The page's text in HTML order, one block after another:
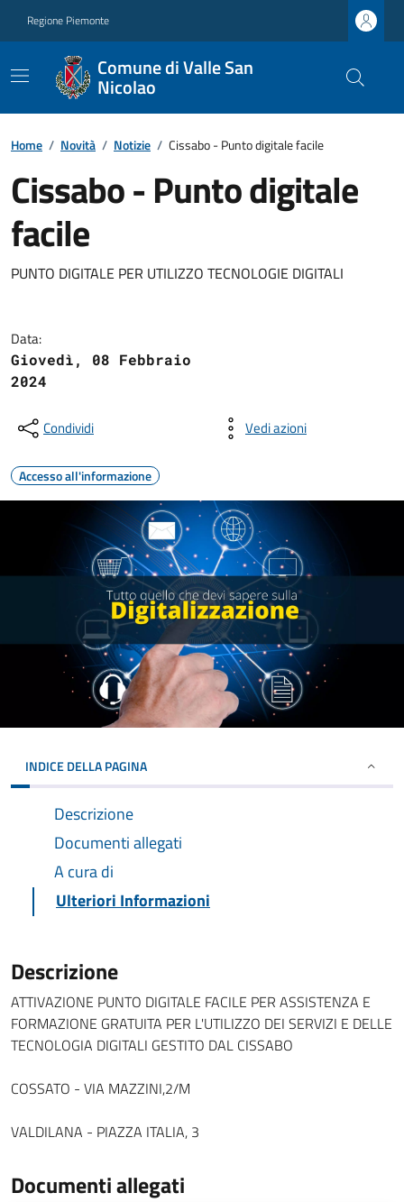
Regione Piemonte
Comune di Valle San
Nicolao
Home / Novità / Notizie / Cissabo - Punto digitale facile
Cissabo - Punto digitale
facile
PUNTO DIGITALE PER UTILIZZO TECNOLOGIE DIGITALI
Data:
Giovedì, 08 Febbraio
2024
Condividi Vedi azioni
Accesso all'informazione
INDICE DELLA PAGINA
Descrizione
Documenti allegati
A cura di
Ulteriori Informazioni
Descrizione
ATTIVAZIONE PUNTO DIGITALE FACILE PER ASSISTENZA E
FORMAZIONE GRATUITA PER L'UTILIZZO DEI SERVIZI E DELLE
TECNOLOGIA DIGITALI GESTITO DAL CISSABO
COSSATO - VIA MAZZINI,2/M
VALDILANA - PIAZZA ITALIA, 3
Documenti allegati